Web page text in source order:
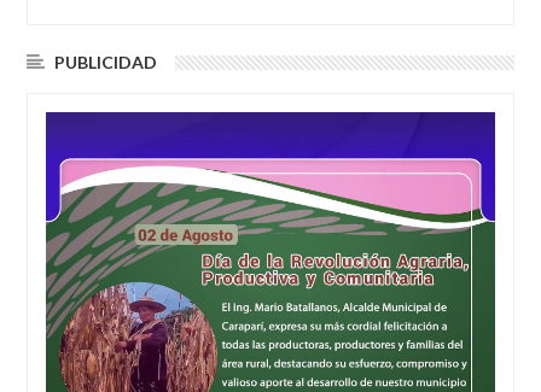
PUBLICIDAD